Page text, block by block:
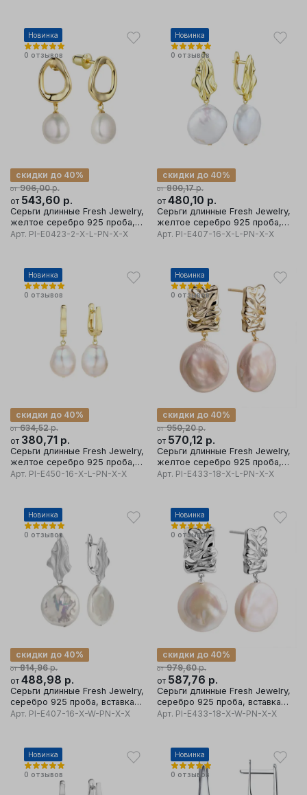
Новинка
0 отзывов
от 906,00р.
скидки до 40%
от 543,60 р.
Серьги длинные Fresh Jewelry,
желтое серебро 925 проба,
вставка жемчуг
Арт. PI-E0423-2-X-L-PN-X-X
Новинка
0 отзывов
от 800,17р.
скидки до 40%
от 480,10 р.
Серьги длинные Fresh Jewelry,
желтое серебро 925 проба,
вставка жемчуг
Арт. PI-E407-16-X-L-PN-X-X
Новинка
0 отзывов
от 634,52р.
скидки до 40%
от 380,71 р.
Серьги длинные Fresh Jewelry,
желтое серебро 925 проба,
вставка жемчуг
Арт. PI-E450-16-X-L-PN-X-X
Новинка
0 отзывов
от 950,20р.
скидки до 40%
от 570,12 р.
Серьги длинные Fresh Jewelry,
желтое серебро 925 проба,
вставка жемчуг
Арт. PI-E433-18-X-L-PN-X-X
Новинка
0 отзывов
от 814,96р.
скидки до 40%
от 488,98 р.
Серьги длинные Fresh Jewelry,
серебро 925 проба, вставка
жемчуг
Арт. PI-E407-16-X-W-PN-X-X
Новинка
0 отзывов
от 979,60р.
скидки до 40%
от 587,76 р.
Серьги длинные Fresh Jewelry,
серебро 925 проба, вставка
жемчуг
Арт. PI-E433-18-X-W-PN-X-X
Новинка
0 отзывов
Новинка
0 отзывов